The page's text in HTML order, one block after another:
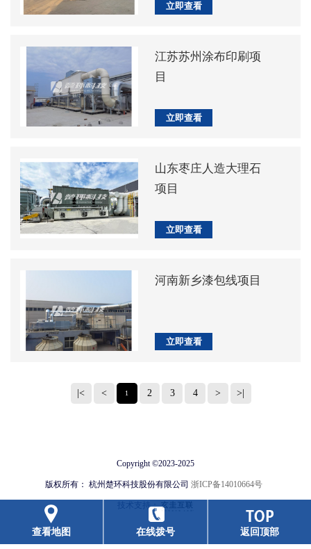
立即查看
江苏苏州涂布印刷项
目
立即查看
山东枣庄人造大理石
项目
立即查看
河南新乡漆包线项目
立即查看
|< < 1 2 3 4 > >|
Copyright ©2023-2025
版权所有： 杭州楚环科技股份有限公司 浙ICP备14010664号
技术支持：
查看地图 在线拨号 返回顶部